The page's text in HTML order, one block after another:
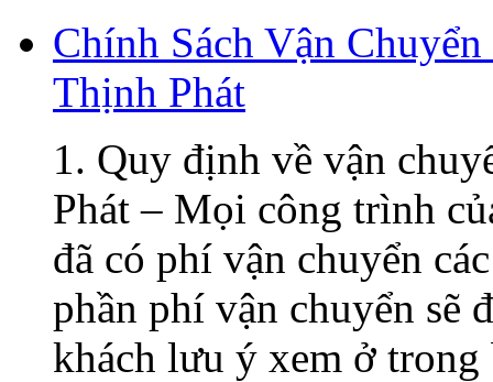
Chính Sách Vận
Thịnh Phát
1. Quy định về vận
Phát – Mọi công trình
đã có phí vận chuyển
phần phí vận chuyển sẽ
khách lưu ý xem ở trong